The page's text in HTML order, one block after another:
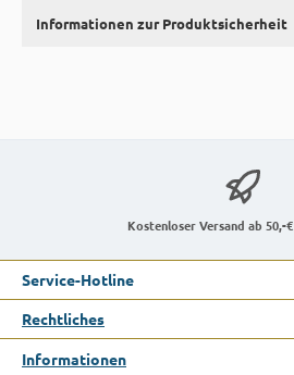
Informationen zur Produktsicherheit
Kostenloser Versand ab 50,-
Service-Hotline
Rechtliches
Informationen